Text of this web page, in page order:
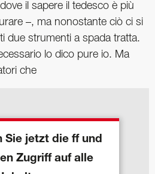
il sapere il tedesco è più
–, ma nonostante ciò ci si
due strumenti a spada tratta.
lo dico pure io. Ma
che
Sie jetzt die ff und
Zugriff auf alle